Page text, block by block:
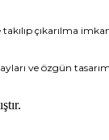
çıkarılma
ve özgün